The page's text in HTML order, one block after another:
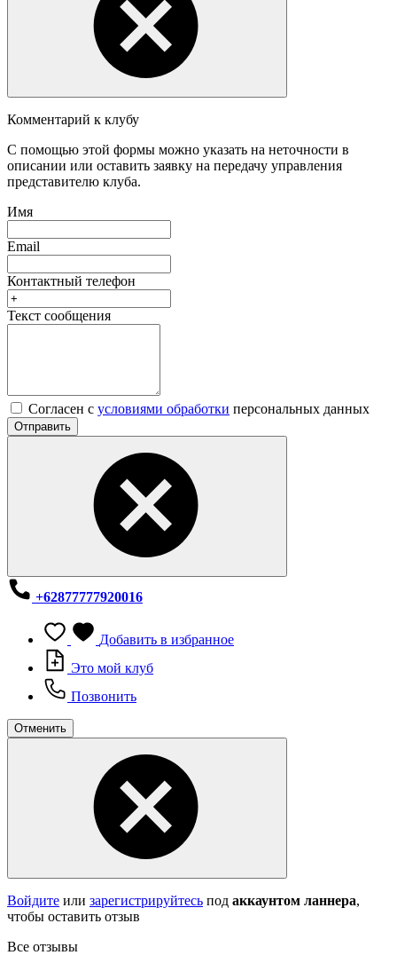
Комментарий к клубу
С помощью этой формы можно указать на неточности в
описании или оставить заявку на передачу управления
представителю клуба.
Имя
Email
Контактный телефон
Текст сообщения
Согласен с условиями обработки персональных данных
Отправить
+62877777920016
Добавить в избранное
Это мой клуб
Позвонить
Отменить
Войдите или зарегистрируйтесь под аккаунтом ланнера,
чтобы оставить отзыв
Все отзывы